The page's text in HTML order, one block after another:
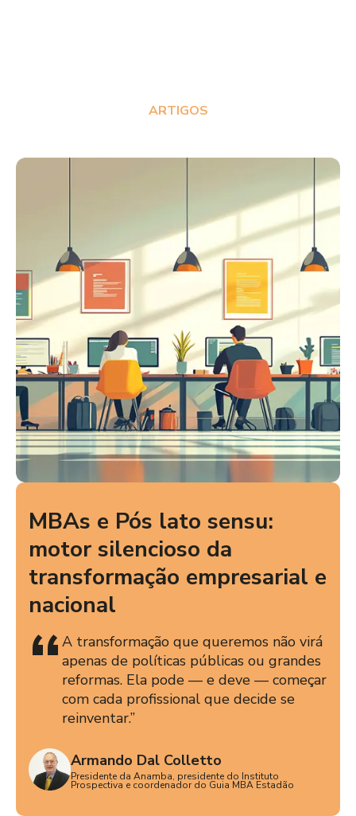
ARTIGOS
MBAs e Pós lato sensu:
motor silencioso da
transformação empresarial e
nacional
A transformação que queremos não virá
apenas de políticas públicas ou grandes
reformas. Ela pode — e deve — começar
com cada profissional que decide se
reinventar.”
Armando Dal Colletto
Presidente da Anamba, presidente do Instituto
Prospectiva e coordenador do Guia MBA Estadão